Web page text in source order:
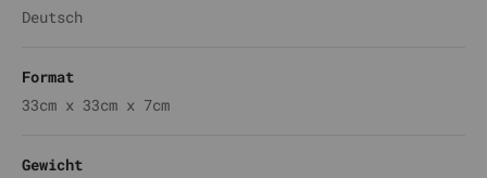
Deutsch
Format
33cm x 33cm x 7cm
Gewicht